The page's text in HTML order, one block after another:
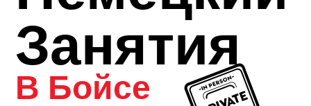
Занятия
В Бойсе